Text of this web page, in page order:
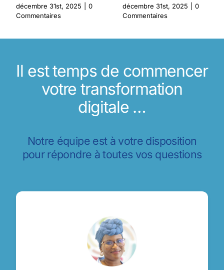
décembre 31st, 2025
0
Commentaires
décembre 31st, 2025
0
Commentaires
Il est temps de commencer
votre transformation
digitale …
Notre équipe est à votre disposition
pour répondre à toutes vos questions